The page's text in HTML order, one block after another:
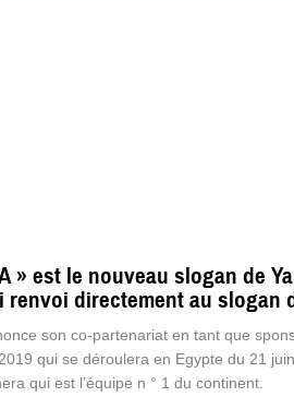
» est le nouveau slogan de
renvoi directement au slogan
son co-partenariat en tant que
qui se déroulera en Egypte du 21
qui est l’équipe n ° 1 du continent.